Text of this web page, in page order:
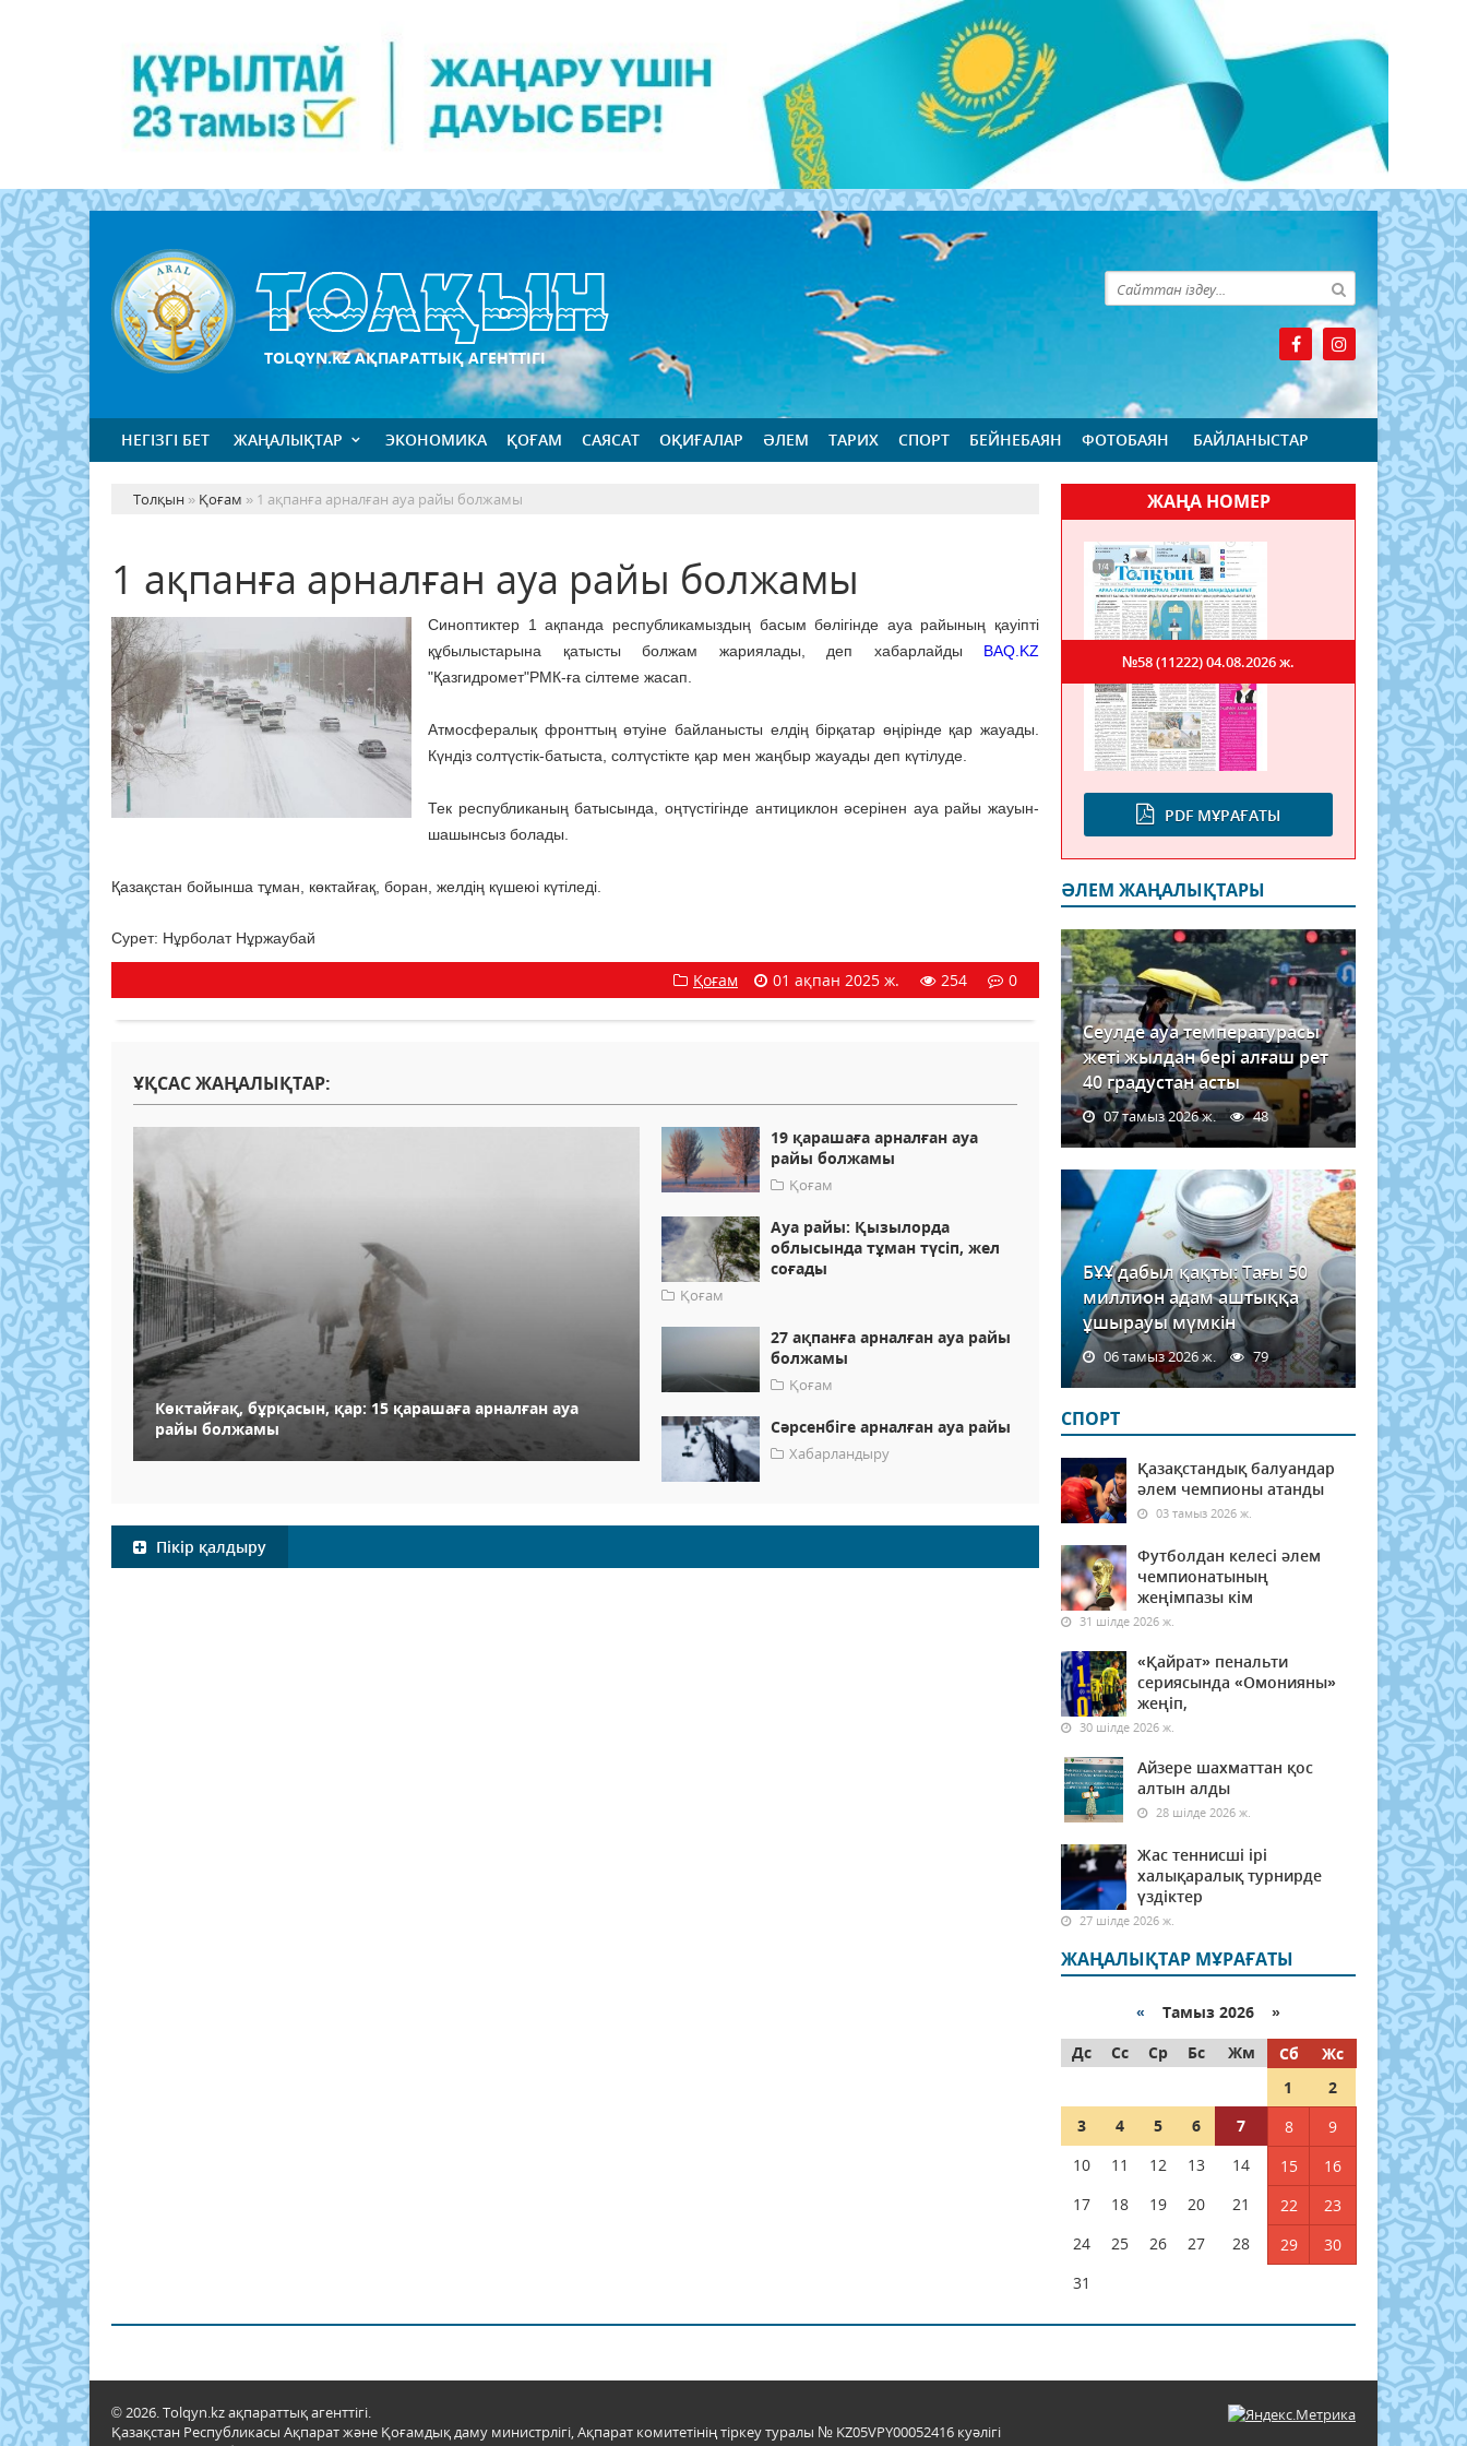
TOLQYN.KZ АҚПАРАТТЫҚ АГЕНТТІГІ
НЕГІЗГІ БЕТ ЖАҢАЛЫҚТАР ЭКОНОМИКА ҚОҒАМ САЯСАТ ОҚИҒАЛАР ӘЛЕМ ТАРИХ СПОРТ БЕЙНЕБАЯН ФОТОБАЯН БАЙЛАНЫСТАР
Толқын » Қоғам » 1 ақпанға арналған ауа райы болжамы
1 ақпанға арналған ауа райы болжамы
Синоптиктер 1 ақпанда республикамыздың басым бөлігінде ауа райының қауіпті
құбылыстарына қатысты болжам жариялады, деп хабарлайды BAQ.KZ
"Қазгидромет"РМК-ға сілтеме жасап.
Атмосфералық фронттың өтуіне байланысты елдің бірқатар өңірінде қар жауады.
Күндіз солтүстік-батыста, солтүстікте қар мен жаңбыр жауады деп күтілуде.
Тек республиканың батысында, оңтүстігінде антициклон әсерінен ауа райы жауын-
шашынсыз болады.
Қазақстан бойынша тұман, көктайғақ, боран, желдің күшеюі күтіледі.
Сурет: Нұрболат Нұржаубай
Қоғам 01 ақпан 2025 ж. 254 0
ҰҚСАС ЖАҢАЛЫҚТАР:
Көктайғақ, бұрқасын, қар: 15 қарашаға арналған ауа
райы болжамы
19 қарашаға арналған ауа
райы болжамы
Қоғам
Ауа райы: Қызылорда
облысында тұман түсіп, жел
соғады
Қоғам
27 ақпанға арналған ауа райы
болжамы
Қоғам
Сәрсенбіге арналған ауа райы
Хабарландыру
Пікір қалдыру
ЖАҢА НОМЕР
PDF МҰРАҒАТЫ
№58 (11222)04.08.2026 ж.
ӘЛЕМ ЖАҢАЛЫҚТАРЫ
Сеулде ауа температурасы
жеті жылдан бері алғаш рет
40 градустан асты
07 тамыз 2026 ж. 48
БҰҰ дабыл қақты: Тағы 50
миллион адам аштыққа
ұшырауы мүмкін
06 тамыз 2026 ж. 79
СПОРТ
Қазақстандық балуандар
әлем чемпионы атанды
03 тамыз 2026 ж.
Футболдан келесі әлем
чемпионатының
жеңімпазы кім
31 шілде 2026 ж.
«Қайрат» пенальти
сериясында «Омонияны»
жеңіп,
30 шілде 2026 ж.
Айзере шахматтан қос
алтын алды
28 шілде 2026 ж.
Жас теннисші ірі
халықаралық турнирде
үздіктер
27 шілде 2026 ж.
ЖАҢАЛЫҚТАР МҰРАҒАТЫ
« Тамыз 2026 »
Дс
Сс Ср Бс Жм Сб
Жс
1
2
3
4 5 6 7 8
9
10
11 12 13 14 15
16
17
18 19 20 21 22
23
24
25 26 27 28 29
30
31
© 2026. Tolqyn.kz ақпараттық агенттігі.
Қазақстан Республикасы Ақпарат және Қоғамдық даму министрлігі, Ақпарат комитетінің тіркеу туралы № KZ05VPY00052416 куәлігі